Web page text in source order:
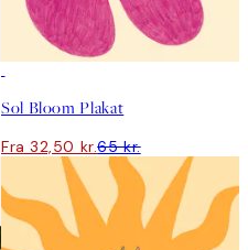
Sol Bloom Plakat
Fra 32,50 kr.65 kr.